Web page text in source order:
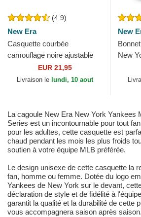
(4.9)
New Era
Casquette courbée
camouflage noire ajustable
pour enfant avec logo noir
9FORTY League Essential...
EUR 21,95
Livraison le lundi, 10 aout
New
New
La cagoule New Era New York Yankees
Series est un incontournable pour tout
pour les adultes, cette casquette est
chaud pendant les mois les plus froids
soutien à votre équipe MLB préférée.
Le design unisexe de cette casquette la
fan, homme ou femme. Dotée du logo
Yankees de New York sur le devant,
déclaration de style et de fidélité à
garantit la qualité et la durabilité de cette
vous accompagnera saison après saison.